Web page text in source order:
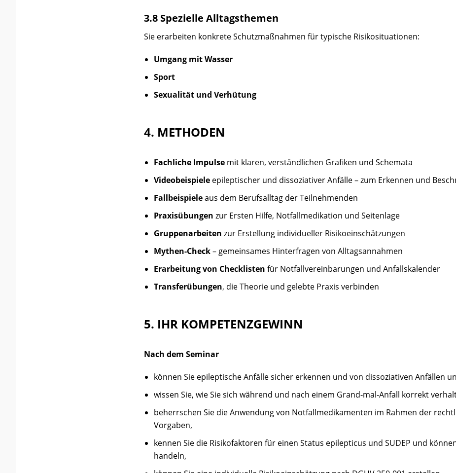
3.8 Spezielle Alltagsthemen
Sie erarbeiten konkrete Schutzmaßnahmen für typische Risikosituationen:
Umgang mit Wasser
Sport
Sexualität und Verhütung
4. METHODEN
Fachliche Impulse mit klaren, verständlichen Grafiken und Schemata
Videobeispiele epileptischer und dissoziativer Anfälle – zum Erkennen und
Fallbeispieleaus dem Berufsalltag der Teilnehmenden
Praxisübungen zur Ersten Hilfe, Notfallmedikation und Seitenlage
Gruppenarbeiten zur Erstellung individueller Risikoeinschätzungen
Mythen-Check– gemeinsames Hinterfragen von Alltagsannahmen
Erarbeitung von Checklisten für Notfallvereinbarungen und Anfallskalender
Transferübungen, die Theorie und gelebte Praxis verbinden
5. IHR KOMPETENZGEWINN
Nach dem Seminar
können Sie epileptische Anfälle sicher erkennen und von dissoziativen Anfällen
wissen Sie, wie Sie sich während und nach einem Grand-mal-Anfall korrekt
beherrschen Sie die Anwendung von Notfallmedikamenten im Rahmen der
Vorgaben,
kennen Sie die Risikofaktoren für einen Status epilepticus und SUDEP und
handeln,